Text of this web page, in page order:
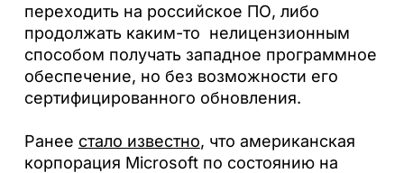
переходить на российское ПО, либо
продолжать каким-то нелицензионным
способом получать западное программное
обеспечение, но без возможности его
сертифицированного обновления.
Ранее стало известно, что американская
корпорация Microsoft по состоянию на